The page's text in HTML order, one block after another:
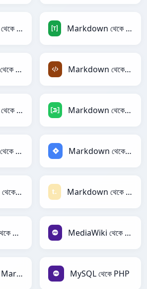
Markdown থেকে Magic Markdown থেকে TOML
Markdown থেকে TracWiki Markdown থেকে XML
Markdown থেকে YAML Markdown থেকে DAX
Markdown থেকে Firebase Markdown থেকে Jira
Markdown থেকে Qlik Markdown থেকে Textile
MediaWiki থেকে Markdown MediaWiki থেকে PHP
MySQL থেকে Markdown MySQL থেকে PHP